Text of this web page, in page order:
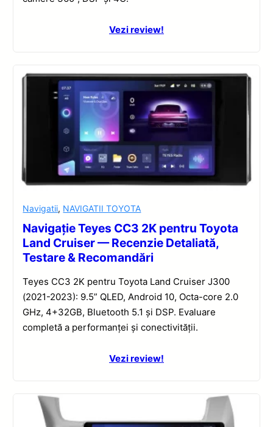
Vezi review!
Navigatii, NAVIGATII TOYOTA
Navigație Teyes CC3 2K pentru Toyota
Land Cruiser — Recenzie Detaliată,
Testare & Recomandări
Teyes CC3 2K pentru Toyota Land Cruiser J300
(2021-2023): 9.5” QLED, Android 10, Octa-core 2.0
GHz, 4+32GB, Bluetooth 5.1 și DSP. Evaluare
completă a performanței și conectivității.
Vezi review!